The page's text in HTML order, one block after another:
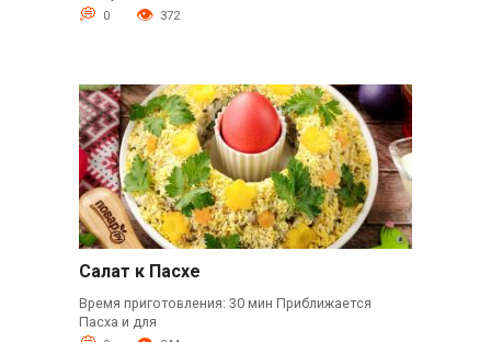
0 372
Салат к Пасхе
Время приготовления: 30 мин Приближается
Пасха и для